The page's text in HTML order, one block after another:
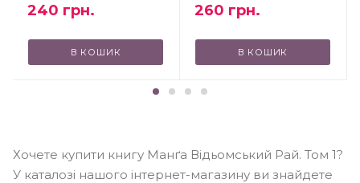
240 грн.
В КОШИК
260 грн.
В КОШИК
Хочете купити книгу Манґа Відьомський Рай. Том 1?
У каталозі нашого інтернет-магазину ви знайдете